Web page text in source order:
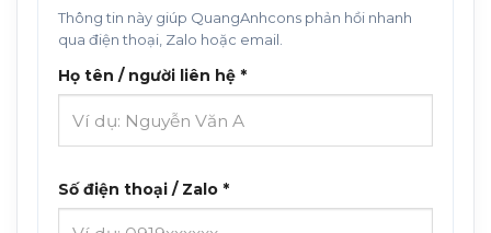
Thông tin này giúp QuangAnhcons phản hồi nhanh
qua điện thoại, Zalo hoặc email.
Họ tên / người liên hệ *
Số điện thoại / Zalo *